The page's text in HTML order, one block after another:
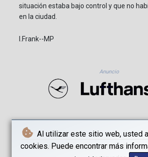
Al utilizar este sitio web, usted
cookies. Puede encontrar más
situación estaba bajo control y que no
en la ciudad.
I.Frank--MP
Anuncio
© Münchener Post - 2026 - Todos